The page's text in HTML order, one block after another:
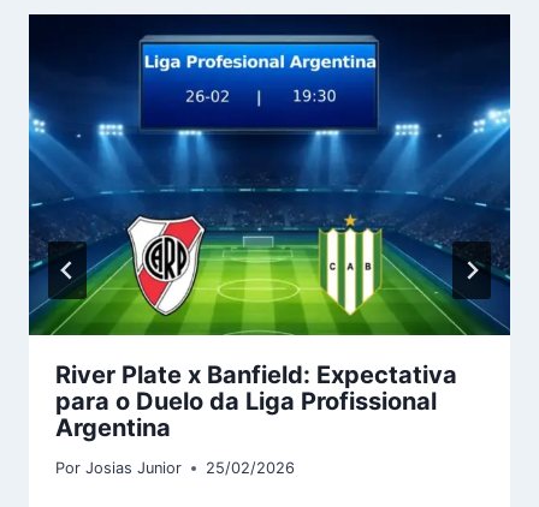
River Plate x Banfield: Expectativa
para o Duelo da Liga Profissional
Argentina
Por Josias Junior 25/02/2026